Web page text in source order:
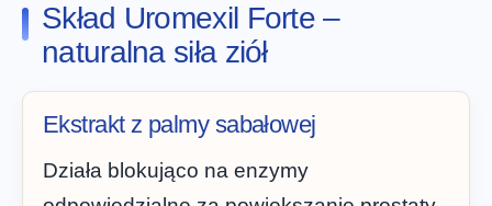
Skład Uromexil Forte –
naturalna siła ziół
Ekstrakt z palmy sabałowej
Działa blokująco na enzymy